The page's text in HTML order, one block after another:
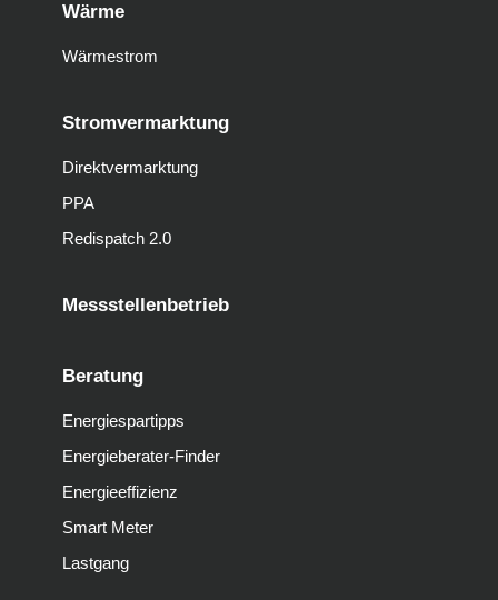
Wärme
Wärmestrom
Stromvermarktung
Direktvermarktung
PPA
Redispatch 2.0
Messstellenbetrieb
Beratung
Energiespartipps
Energieberater-Finder
Energieeffizienz
Smart Meter
Lastgang